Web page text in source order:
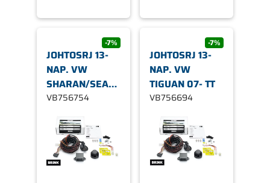
-7%
JOHTOSRJ 13-
NAP. VW
SHARAN/SEAT
ALHAMBRA
VB756754
-7%
JOHTOSRJ 13-
NAP. VW
TIGUAN 07- TT
VB756694